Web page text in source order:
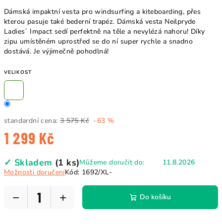
Dámská impaktní vesta pro windsurfing a kiteboarding, přes
kterou pasuje také bederní trapéz. Dámská vesta Neilpryde
Ladies´ Impact sedí perfektně na těle a nevylézá nahoru! Díky
zipu umístěném uprostřed se do ní super rychle a snadno
dostává. Je výjimečně pohodlná!
VELIKOST
standardní cena: 3 575 Kč –63 %
1 299 Kč
cena:
✓ Skladem (1 ks)Můžeme doručit do:
11.8.2026
Možnosti doručeníKód: 1692/XL-
+
− Do košíku